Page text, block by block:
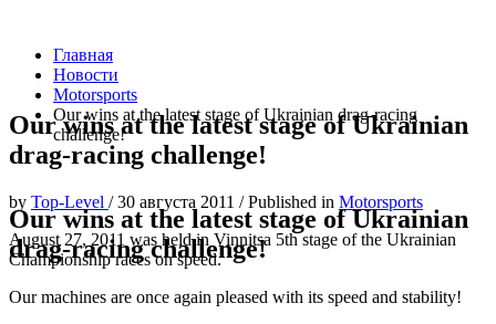
Главная
Новости
Motorsports
Our wins at the latest stage of Ukrainian drag-racing
challenge!
Our wins at the latest stage of Ukrainian
drag-racing challenge!
Our wins at the latest stage of Ukrainian
drag-racing challenge!
by Top-Level /30 августа 2011 /Published in Motorsports
August 27, 2011 was held in Vinnitsa 5th stage of the Ukrainian
Championship races on speed.
Our machines are once again pleased with its speed and stability!